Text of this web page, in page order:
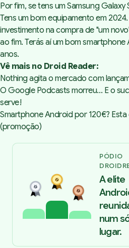
Por fim, se tens um Samsung
Tens um bom equipamento em
investimento na compra de "um
ao fim. Terás aí um bom
anos.
Vê mais no Droid Reader:
Nothing agita o mercado com
O Google Podcasts morreu... E o
serve!
Smartphone Android por 120€?
(promoção)
PÓDIO
A elite
num
lugar.